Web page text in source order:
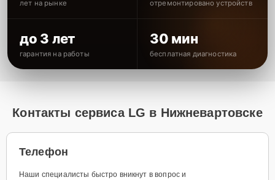
лет на рынке отремонтировано устройств
до 3 лет
гарантия на работы
30 мин
бесплатная диагностика
Контакты сервиса LG в Нижневартовске
Телефон
Наши специалисты быстро вникнут в вопрос и